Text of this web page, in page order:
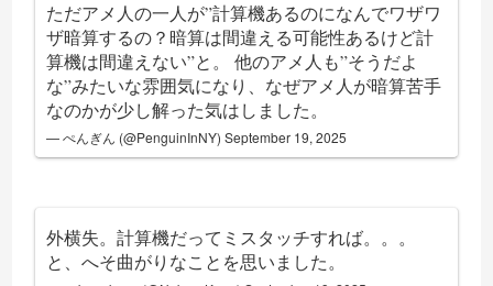
ただアメ人の一人が”計算機あるのになんでワザワ
ザ暗算するの？暗算は間違える可能性あるけど計
算機は間違えない”と。 他のアメ人も”そうだよ
な”みたいな雰囲気になり、なぜアメ人が暗算苦手
なのかが少し解った気はしました。
— ぺんぎん (@PenguinInNY)September 19, 2025
外横失。計算機だってミスタッチすれば。。。
と、へそ曲がりなことを思いました。